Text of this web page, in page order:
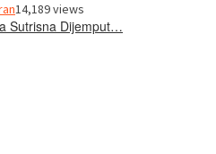
14,189 views
Sutrisna Dijemput…